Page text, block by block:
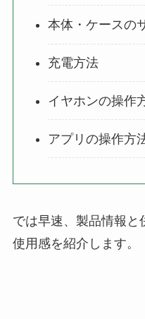
本体・ケースの
充電方法
イヤホンの操作
アプリの操作方
では早速、製品情報と
使用感を紹介します。